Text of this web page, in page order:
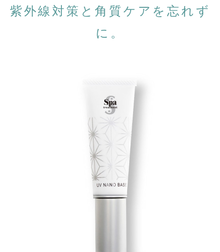
紫外線対策と角質ケアを忘れず
に。